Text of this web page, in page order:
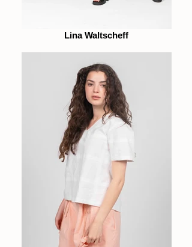
Lina Waltscheff